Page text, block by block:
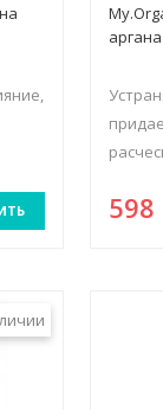
598